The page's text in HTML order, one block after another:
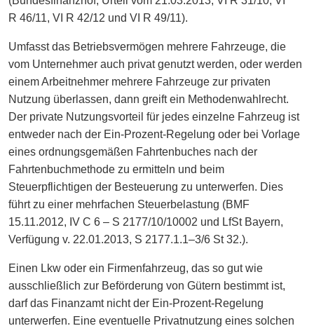
R 46/11, VI R 42/12 und VI R 49/11).
Umfasst das Betriebsvermögen mehrere Fahrzeuge, die
vom Unternehmer auch privat genutzt werden, oder werden
einem Arbeitnehmer mehrere Fahrzeuge zur privaten
Nutzung überlassen, dann greift ein Methodenwahlrecht.
Der private Nutzungsvorteil für jedes einzelne Fahrzeug ist
entweder nach der Ein-Prozent-Regelung oder bei Vorlage
eines ordnungsgemäßen Fahrtenbuches nach der
Fahrtenbuchmethode zu ermitteln und beim
Steuerpflichtigen der Besteuerung zu unterwerfen. Dies
führt zu einer mehrfachen Steuerbelastung (BMF
15.11.2012, IV C 6 – S 2177/10/10002 und LfSt Bayern,
Verfügung v. 22.01.2013, S 2177.1.1–3/6 St 32.).
Einen Lkw oder ein Firmenfahrzeug, das so gut wie
ausschließlich zur Beförderung von Gütern bestimmt ist,
darf das Finanzamt nicht der Ein-Prozent-Regelung
unterwerfen. Eine eventuelle Privatnutzung eines solchen